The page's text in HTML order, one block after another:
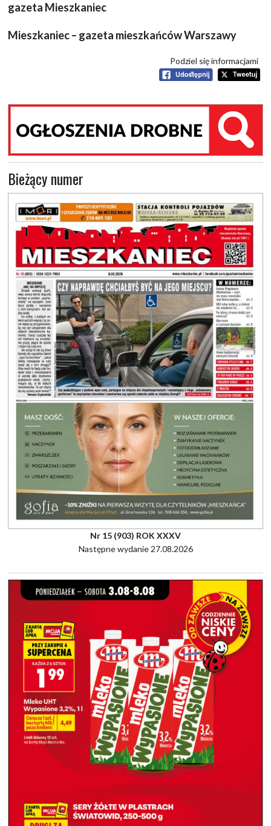
gazeta Mieszkaniec
Mieszkaniec – gazeta mieszkańców Warszawy
Podziel się informacjami
Bieżący numer
Nr 15 (903) ROK XXXV
Następne wydanie 27.08.2026